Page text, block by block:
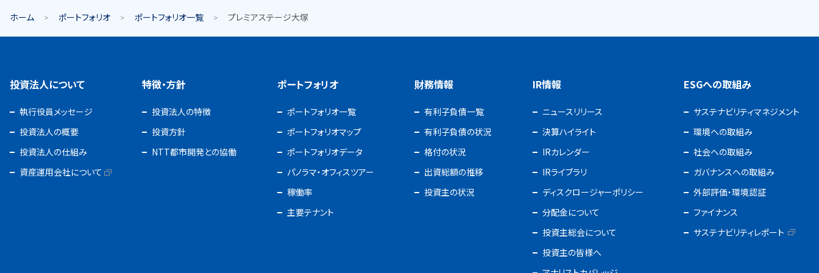
ホーム ポートフォリオ ポートフォリオ一覧 プレミアステージ大塚
投資法人について
執行役員メッセージ
投資法人の概要
投資法人の仕組み
資産運用会社について
特徴・方針
投資法人の特徴
投資方針
NTT都市開発との協働
ポートフォリオ
ポートフォリオ一覧
ポートフォリオマップ
ポートフォリオデータ
パノラマ・オフィスツアー
稼働率
主要テナント
財務情報
有利子負債一覧
有利子負債の状況
格付の状況
出資総額の推移
投資主の状況
IR情報
ニュースリリース
決算ハイライト
IRカレンダー
IRライブラリ
ディスクロージャーポリシー
分配金について
投資主総会について
投資主の皆様へ
ESGへの取組み
サステナビリティマネジメント
環境への取組み
社会への取組み
ガバナンスへの取組み
外部評価・環境認証
ファイナンス
サステナビリティレポート